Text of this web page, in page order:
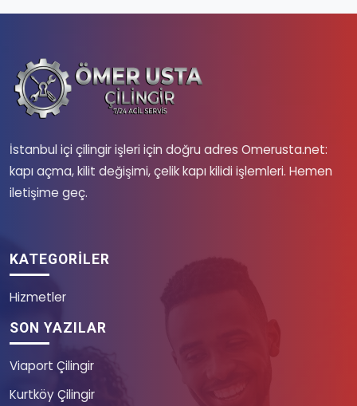
İstanbul içi çilingir işleri için doğru adres Omerusta.net:
kapı açma, kilit değişimi, çelik kapı kilidi işlemleri. Hemen
iletişime geç.
KATEGORILER
Hizmetler
SON YAZILAR
Viaport Çilingir
Kurtköy Çilingir